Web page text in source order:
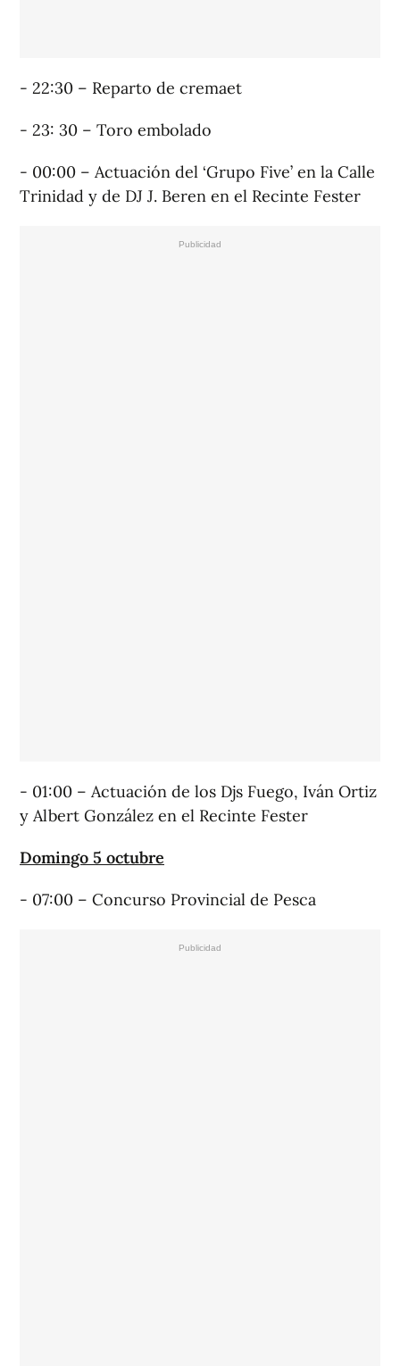
- 22:30 – Reparto de cremaet
- 23: 30 – Toro embolado
- 00:00 – Actuación del ‘Grupo Five’ en la Calle
Trinidad y de DJ J. Beren en el Recinte Fester
- 01:00 – Actuación de los Djs Fuego, Iván Ortiz
y Albert González en el Recinte Fester
Domingo 5 octubre
- 07:00 – Concurso Provincial de Pesca